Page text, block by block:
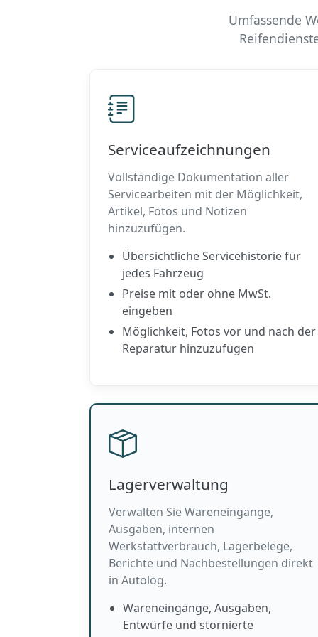
Umfassende
Serviceaufzeichnungen
Vollständige Dokumentation aller
Servicearbeiten mit der Möglichkeit,
Artikel, Fotos und Notizen
hinzuzufügen.
Übersichtliche Servicehistorie für
jedes Fahrzeug
Preise mit oder ohne MwSt.
eingeben
Möglichkeit, Fotos vor und nach der
Reparatur hinzuzufügen
Lagerverwaltung
Verwalten Sie Wareneingänge,
Ausgaben, internen
Werkstattverbrauch, Lagerbelege,
Berichte und Nachbestellungen direkt
in Autolog.
Wareneingänge, Ausgaben,
Entwürfe und stornierte